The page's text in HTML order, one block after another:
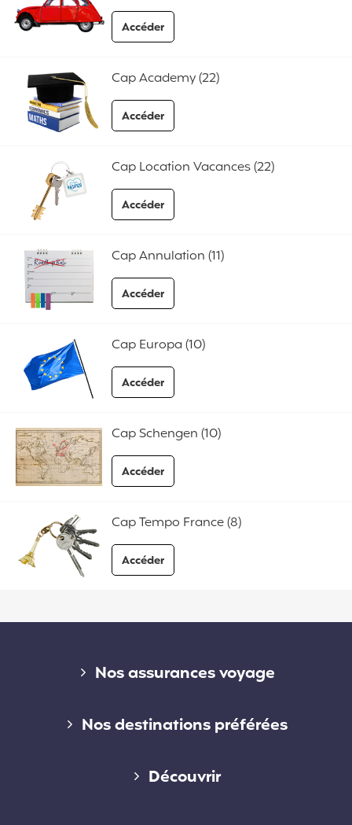
Accéder
aux FAQ Cap Working Holiday France
Cap Academy (22)
Accéder
aux FAQ Cap Academy
Cap Location Vacances (22)
Accéder
aux FAQ Cap Location Vacances
Cap Annulation (11)
Accéder
aux FAQ Cap Annulation
Cap Europa (10)
Accéder
aux FAQ Cap Europa
Cap Schengen (10)
Accéder
aux FAQ Cap Schengen
Cap Tempo France (8)
Accéder
aux FAQ Cap Tempo France
Nos assurances voyage
Assurance voyage courte durée
Nos destinations préférées
Assurance voyage en Australie
Découvrir